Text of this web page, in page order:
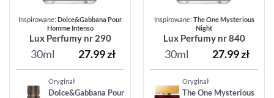
Inspirowane: Dolce&Gabbana Pour
Homme Intenso
Lux Perfumy nr 290
30ml 27.99zł
Oryginał
Dolce&Gabbana Pour
Inspirowane: The One Mysterious
Night
Lux Perfumy nr 840
30ml 27.99zł
Oryginał
The One Mysterious